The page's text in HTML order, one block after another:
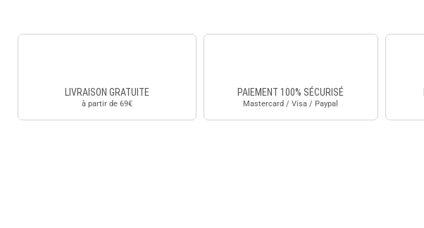
LIVRAISON GRATUITE
à partir de 69€
PAIEMENT 100% SÉCURISÉ
Mastercard / Visa / Paypal